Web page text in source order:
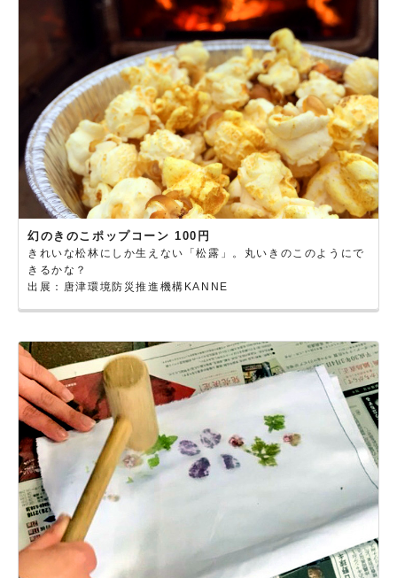
幻のきのこポップコーン 100円
きれいな松林にしか生えない「松露」。丸いきのこのようにで
きるかな？
出展：唐津環境防災推進機構KANNE